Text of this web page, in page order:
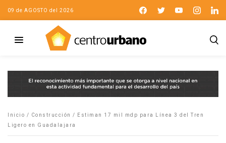
09 de AGOSTO del 2026
Inicio / Construcción /
Estiman 17 mil mdp para Línea 3 del Tren
Ligero en Guadalajara